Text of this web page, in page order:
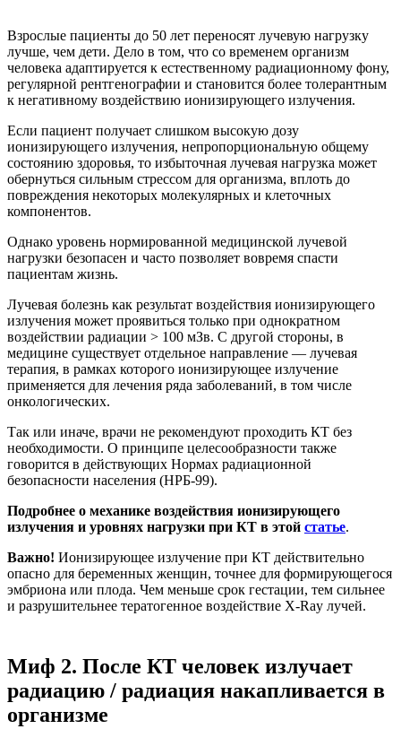
Взрослые пациенты до 50 лет переносят лучевую нагрузку
лучше, чем дети. Дело в том, что со временем организм
человека адаптируется к естественному радиационному фону,
регулярной рентгенографии и становится более толерантным
к негативному воздействию ионизирующего излучения.
Если пациент получает слишком высокую дозу
ионизирующего излучения, непропорциональную общему
состоянию здоровья, то избыточная лучевая нагрузка может
обернуться сильным стрессом для организма, вплоть до
повреждения некоторых молекулярных и клеточных
компонентов.
Однако уровень нормированной медицинской лучевой
нагрузки безопасен и часто позволяет вовремя спасти
пациентам жизнь.
Лучевая болезнь как результат воздействия ионизирующего
излучения может проявиться только при однократном
воздействии радиации > 100 мЗв. С другой стороны, в
медицине существует отдельное направление — лучевая
терапия, в рамках которого ионизирующее излучение
применяется для лечения ряда заболеваний, в том числе
онкологических.
Так или иначе, врачи не рекомендуют проходить КТ без
необходимости. О принципе целесообразности также
говорится в действующих Нормах радиационной
безопасности населения (НРБ-99).
Подробнее о механике воздействия ионизирующего
излучения и уровнях нагрузки при КТ в этой статье.
Важно! Ионизирующее излучение при КТ действительно
опасно для беременных женщин, точнее для формирующегося
эмбриона или плода. Чем меньше срок гестации, тем сильнее
и разрушительнее тератогенное воздействие X-Ray лучей.
Миф 2. После КТ человек излучает
радиацию / радиация накапливается в
организме